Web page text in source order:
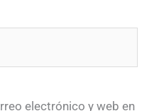
electrónico y web en